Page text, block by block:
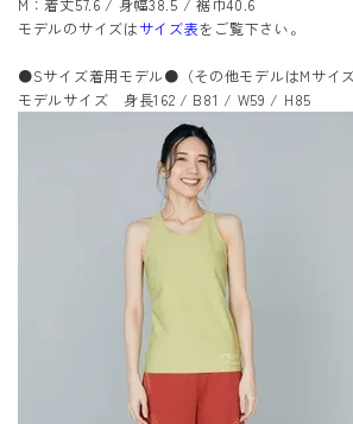
モデルのサイズはサイズ表をご覧下さい。
●Sサイズ着用モデル●（その他モデルはMサイズ
モデルサイズ 身長162 / B81 / W59 / H85